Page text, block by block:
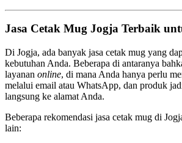
Jasa Cetak Mug Jogja Terbaik
Di Jogja, ada banyak jasa cetak mug yang
kebutuhan Anda. Beberapa di antaranya
layanan online, di mana Anda hanya perlu
melalui email atau WhatsApp, dan produk
langsung ke alamat Anda.
Beberapa rekomendasi jasa cetak mug di
lain: